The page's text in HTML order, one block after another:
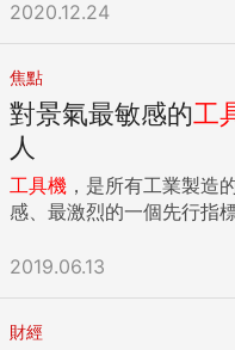
2020.12.24
焦點
對景氣最敏感的工
人
工具機 ，是所有工業製造
感、最激烈的一個先行指
2019.06.13
財經